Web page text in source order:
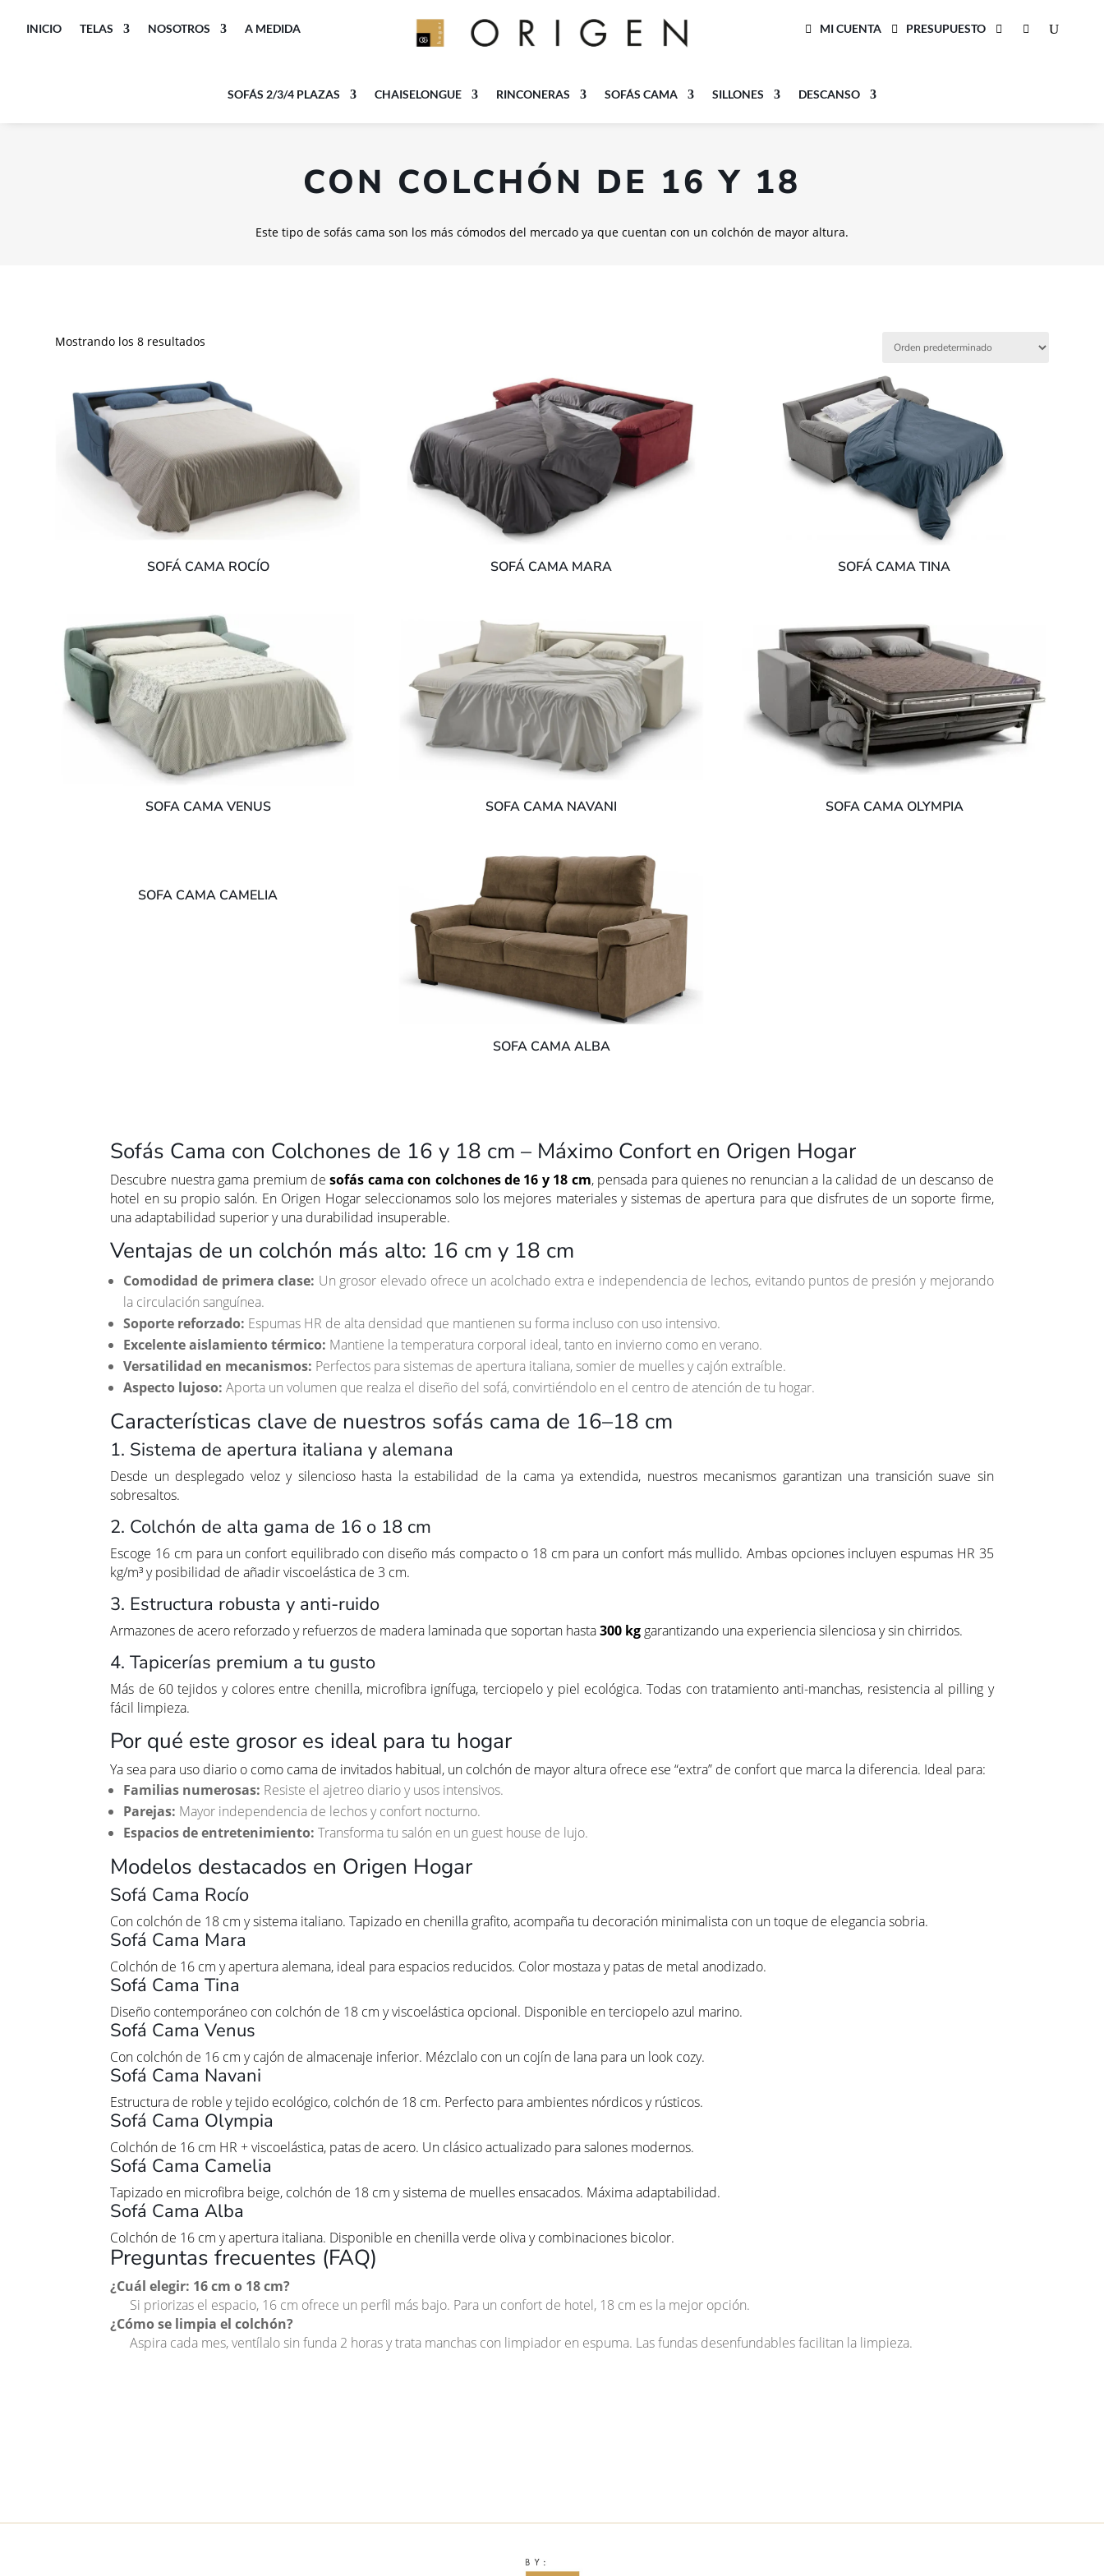
INICIO TELAS NOSOTROS A MEDIDA MI CUENTA PRESUPUESTO
SOFÁS 2/3/4 PLAZAS CHAISELONGUE RINCONERAS SOFÁS CAMA SILLONES DESCANSO
CON COLCHÓN DE 16 Y 18
Este tipo de sofás cama son los más cómodos del mercado ya que cuentan con un colchón de mayor altura.
Mostrando los 8 resultados
SOFÁ CAMA ROCÍO SOFÁ CAMA MARA SOFÁ CAMA TINA
SOFA CAMA VENUS SOFA CAMA NAVANI SOFA CAMA OLYMPIA
SOFA CAMA CAMELIA
SOFA CAMA ALBA
Sofás Cama con Colchones de 16 y 18 cm – Máximo Confort en Origen Hogar
Descubre nuestra gama premium desofás cama con colchones de 16 y 18 cm, pensada para quienes no renuncian a la calidad de un descanso de
hotel en su propio salón. En Origen Hogar seleccionamos solo los mejores materiales y sistemas de apertura para que disfrutes de un soporte firme,
una adaptabilidad superior y una durabilidad insuperable.
Ventajas de un colchón más alto: 16 cm y 18 cm
Comodidad de primera clase: Un grosor elevado ofrece un acolchado extra e independencia de lechos, evitando puntos de presión y mejorando
la circulación sanguínea.
Soporte reforzado: Espumas HR de alta densidad que mantienen su forma incluso con uso intensivo.
Excelente aislamiento térmico: Mantiene la temperatura corporal ideal, tanto en invierno como en verano.
Versatilidad en mecanismos: Perfectos para sistemas de apertura italiana, somier de muelles y cajón extraíble.
Aspecto lujoso: Aporta un volumen que realza el diseño del sofá, convirtiéndolo en el centro de atención de tu hogar.
Características clave de nuestros sofás cama de 16–18 cm
1. Sistema de apertura italiana y alemana
Desde un desplegado veloz y silencioso hasta la estabilidad de la cama ya extendida, nuestros mecanismos garantizan una transición suave sin
sobresaltos.
2. Colchón de alta gama de 16 o 18 cm
Escoge 16 cm para un confort equilibrado con diseño más compacto o 18 cm para un confort más mullido. Ambas opciones incluyen espumas HR 35
kg/m³ y posibilidad de añadir viscoelástica de 3 cm.
3. Estructura robusta y anti-ruido
Armazones de acero reforzado y refuerzos de madera laminada que soportan hasta300 kg garantizando una experiencia silenciosa y sin chirridos.
4. Tapicerías premium a tu gusto
Más de 60 tejidos y colores entre chenilla, microfibra ignífuga, terciopelo y piel ecológica. Todas con tratamiento anti-manchas, resistencia al pilling y
fácil limpieza.
Por qué este grosor es ideal para tu hogar
Ya sea para uso diario o como cama de invitados habitual, un colchón de mayor altura ofrece ese “extra” de confort que marca la diferencia. Ideal para:
Familias numerosas: Resiste el ajetreo diario y usos intensivos.
Parejas: Mayor independencia de lechos y confort nocturno.
Espacios de entretenimiento: Transforma tu salón en un guest house de lujo.
Modelos destacados en Origen Hogar
Sofá Cama Rocío
Con colchón de 18 cm y sistema italiano. Tapizado en chenilla grafito, acompaña tu decoración minimalista con un toque de elegancia sobria.
Sofá Cama Mara
Colchón de 16 cm y apertura alemana, ideal para espacios reducidos. Color mostaza y patas de metal anodizado.
Sofá Cama Tina
Diseño contemporáneo con colchón de 18 cm y viscoelástica opcional. Disponible en terciopelo azul marino.
Sofá Cama Venus
Con colchón de 16 cm y cajón de almacenaje inferior. Mézclalo con un cojín de lana para un look cozy.
Sofá Cama Navani
Estructura de roble y tejido ecológico, colchón de 18 cm. Perfecto para ambientes nórdicos y rústicos.
Sofá Cama Olympia
Colchón de 16 cm HR + viscoelástica, patas de acero. Un clásico actualizado para salones modernos.
Sofá Cama Camelia
Tapizado en microfibra beige, colchón de 18 cm y sistema de muelles ensacados. Máxima adaptabilidad.
Sofá Cama Alba
Colchón de 16 cm y apertura italiana. Disponible en chenilla verde oliva y combinaciones bicolor.
Preguntas frecuentes (FAQ)
¿Cuál elegir: 16 cm o 18 cm?
Si priorizas el espacio, 16 cm ofrece un perfil más bajo. Para un confort de hotel, 18 cm es la mejor opción.
¿Cómo se limpia el colchón?
Aspira cada mes, ventílalo sin funda 2 horas y trata manchas con limpiador en espuma. Las fundas desenfundables facilitan la limpieza.